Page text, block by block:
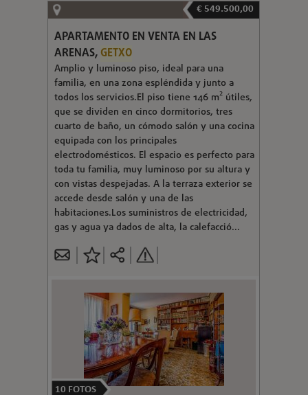
€ 549.500,00
APARTAMENTO EN VENTA EN LAS
ARENAS, GETXO
Amplio y luminoso piso, ideal para una
familia, en una zona espléndida y junto a
todos los servicios.El piso tiene 146 m² útiles,
que se dividen en cinco dormitorios, tres
cuarto de baño, un cómodo salón y una cocina
equipada con los principales
electrodomésticos. El espacio es perfecto para
toda tu familia, muy luminoso por su altura y
con vistas despejadas. A la terraza exterior se
accede desde salón y una de las
habitaciones.Los suministros de electricidad,
gas y agua ya dados de alta, la calefacció...
10 FOTOS